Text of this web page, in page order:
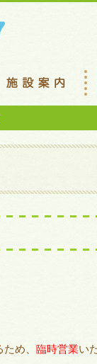
め、 臨時営業い